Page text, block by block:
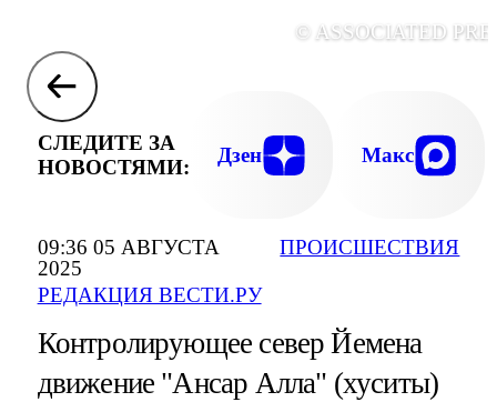
09:36 05 АВГУСТА
2025
РЕДАКЦИЯ ВЕСТИ.РУ
ПРОИСШЕСТВИЯ
© ASSOCIATED
СЛЕДИТЕ ЗА
НОВОСТЯМИ:
Дзен Макс
Контролирующее север Йемена
движение "Ансар Алла" (хуситы)